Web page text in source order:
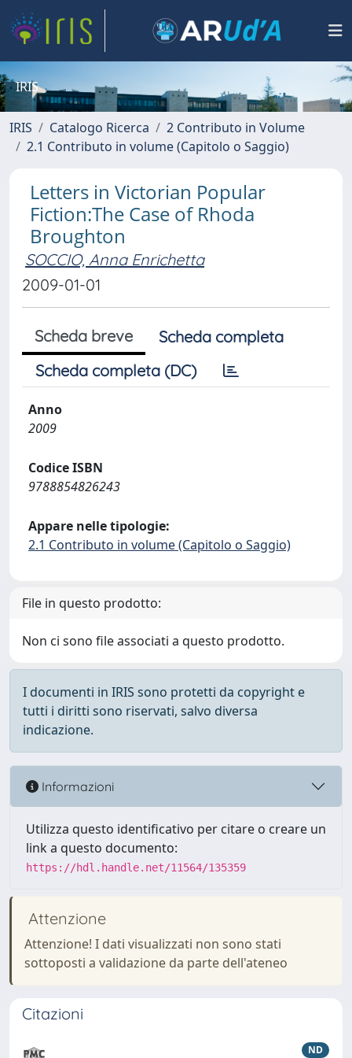
IRIS
IRIS Catalogo Ricerca
2 Contributo in Volume
2.1 Contributo in volume (Capitolo o Saggio)
Letters in Victorian Popular
Fiction:The Case of Rhoda
Broughton
SOCCIO, Anna Enrichetta
2009-01-01
Scheda breve
Scheda completa
Scheda completa (DC)
Anno
2009
Codice ISBN
9788854826243
Appare nelle tipologie:
2.1 Contributo in volume (Capitolo o Saggio)
File in questo prodotto:
Non ci sono file associati a questo prodotto.
I documenti in IRIS sono protetti da copyright e
tutti i diritti sono riservati, salvo diversa
indicazione.
Informazioni
Utilizza questo identificativo per citare o creare un
link a questo documento:
https://hdl.handle.net/11564/135359
Attenzione
Attenzione! I dati visualizzati non sono stati
sottoposti a validazione da parte dell'ateneo
Citazioni
ND